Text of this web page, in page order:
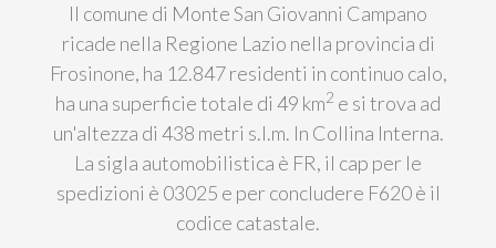
Il comune di Monte San Giovanni Campano
ricade nella Regione Lazio nella provincia di
Frosinone, ha 12.847 residenti in continuo calo,
ha una superficie totale di 49 km2 e si trova ad
un'altezza di 438 metri s.l.m. In Collina Interna.
La sigla automobilistica è FR, il cap per le
spedizioni è 03025 e per concludere F620 è il
codice catastale.